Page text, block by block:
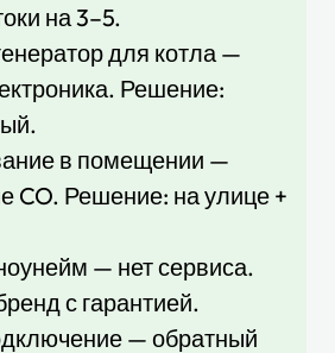
на 3–5.
для котла —
Решение:
в помещении —
CO. Решение: на улице +
— нет сервиса.
с гарантией.
— обратный